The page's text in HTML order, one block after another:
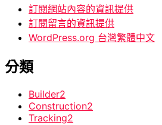
訂閱網站內容的資訊提供
訂閱留言的資訊提供
WordPress.org 台灣繁體中文
分類
Builder2
Construction2
Tracking2